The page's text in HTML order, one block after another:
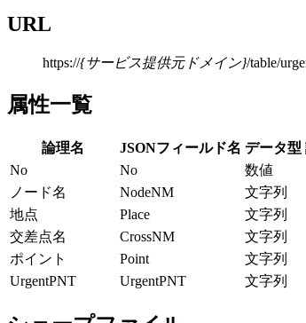
URL
https://{サービス提供元ドメイン}/table/
属性一覧
論理名 JSONフィールド名 データ型
No
No
数値
ノード名
NodeNM
文字列
地点
Place
文字列
交差点名
CrossNM
文字列
ポイント
Point
文字列
UrgentPNT
UrgentPNT 文字列